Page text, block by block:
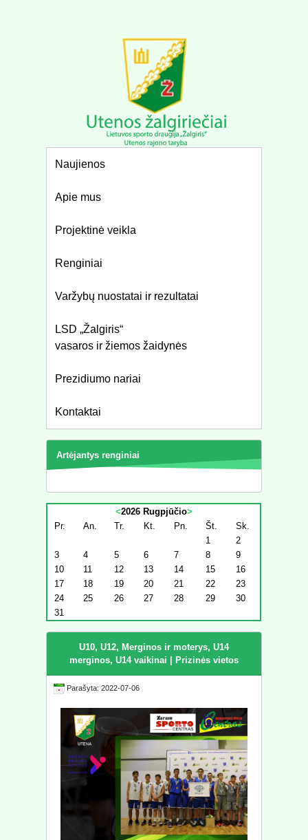
Naujienos
Apie mus
Projektinė veikla
Renginiai
Varžybų nuostatai ir rezultatai
LSD „Žalgiris“
vasaros ir žiemos žaidynės
Prezidiumo nariai
Kontaktai
Artėjantys renginiai
<2026 Rugpjūčio>
Pr.
An. Tr. Kt. Pn. Št.
Sk.
1
2
3
4 5 6 7 8
9
10
11 12 13 14 15
16
17
18 19 20 21 22
23
24
25 26 27 28 29
30
31
U10, U12, Merginos ir moterys, U14
merginos, U14 vaikinai | Prizinės vietos
Parašyta: 2022-07-06